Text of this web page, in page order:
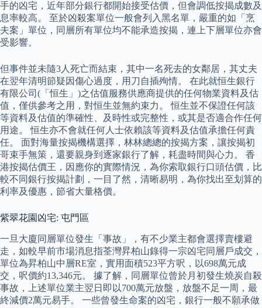
手的凶宅，近年部分銀行都開始接受估價，但會調低按揭成數及
息率較高。 至於凶殺案單位一般會列入黑名單，嚴重的如「烹
夫案」單位，同層所有單位均不能承造按揭，連上下層單位亦會
受影響。
但事件並未隨3人死亡而結束，其中一名死去的女鄰居，其丈夫
在翌年清明節疑因傷心過度，用刀自插殉情。 在此就恒生銀行
有限公司(「恒生」)之估值服務供應商提供的任何物業資料及估
值，僅供參考之用，對恒生並無約束力。 恒生並不保證任何該
等資料及估值的準確性、及時性或完整性，或其是否適合作任何
用途。 恒生亦不會就任何人士依賴該等資料及估值承擔任何責
任。 面對海量按揭機構選擇，林林總總的按揭方案，讓按揭初
哥束手無策，還要親身到逐家銀行了解，耗盡時間與心力。 香
港按揭估價王，因應你的實際情況，為你索取銀行口頭估價，比
較不同銀行按揭計劃，一目了然，清晰易明，為你找出至划算的
利率及優惠，節省大量格價。
紫翠花園凶宅: 屯門區
一旦大廈同層單位發生「事故」，有不少業主都會選擇賣樓避
走，如較早前市場消息指荃灣昇柏山錄得一宗凶宅同層戶成交，
單位為昇柏山中層RE室，實用面積523平方呎，以698萬元成
交，呎價約13,346元。 據了解，同層單位曾於月初發生燒炭自殺
事故，上述單位業主翌日即以700萬元放盤，放盤不足一周，最
終減價2萬元易手。 一些曾發生命案的凶宅，銀行一般不願承做